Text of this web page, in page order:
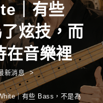
｜有些
炫技，而
在音樂裡
新消息
｜有些 Bass，不是為